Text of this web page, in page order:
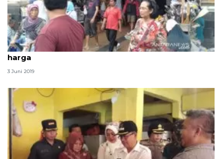
Pemkot Surakarta lakukan sidak sikapi kenaikan
harga
3 Juni 2019